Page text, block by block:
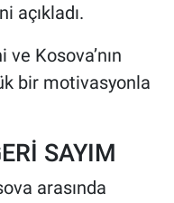
açıkladı.
Kosova’nın
bir motivasyonla
SAYIM
arasında